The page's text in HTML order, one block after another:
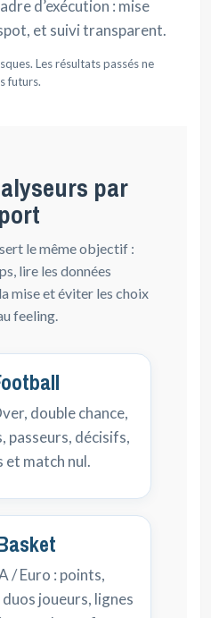
d’exécution : mise
et suivi transparent.
Les résultats passés ne
futurs.
par
le même objectif :
lire les données
mise et éviter les choix
feeling.
double chance,
passeurs, décisifs,
et match nul.
/ Euro : points,
joueurs, lignes